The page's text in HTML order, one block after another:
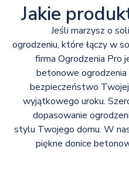
Jakie
Jeśli marzysz o
ogrodzeniu, które łączy w
firma Ogrodzenia Pro
betonowe
bezpieczeństwo
wyjątkowego uroku.
dopasowanie
stylu Twojego domu. W
piękne donice